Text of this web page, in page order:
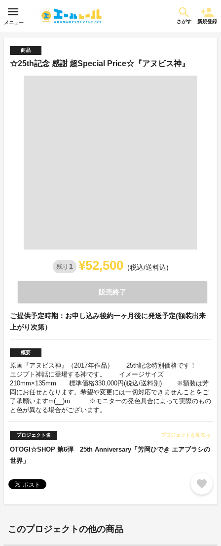
メニュー さがす 新規登録
商品
☆25th記念 感謝 超Special Price☆『アヌビス神』
残り 1 ¥52,500 (税込/送料込)
販売終了
ご提供予定時期：お申し込み後約一ヶ月後に発送予定(額装出来
上がり次第）
概要
原画『アヌビス神』（2017年作品） 25th記念特別価格です！
エジプト神話に登場する神です。 イメージサイズ
210mm×135mm 標準価格330,000円(税込/送料別) ※額装は芳
岡にお任せとなります。希望や変更には一切対応できませんことをご
了承願いますm(__)m ※モニターの発色具合によって実際のもの
と色が異なる場合がございます。
プロジェクト名 プロジェクトを見る arrow_forward
OTOGI☆SHOP 第6弾 25th Anniversary「芳岡ひでき エアブラシの
世界」
favorite
このプロジェクトの他の商品